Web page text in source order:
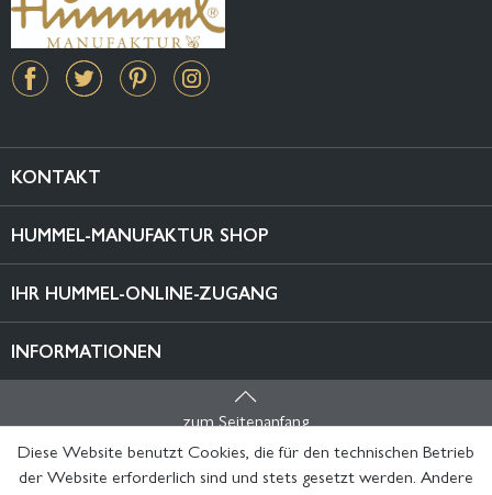
KONTAKT
HUMMEL-MANUFAKTUR SHOP
IHR HUMMEL-ONLINE-ZUGANG
INFORMATIONEN
zum Seitenanfang
Diese Website benutzt Cookies, die für den technischen Betrieb
der Website erforderlich sind und stets gesetzt werden. Andere